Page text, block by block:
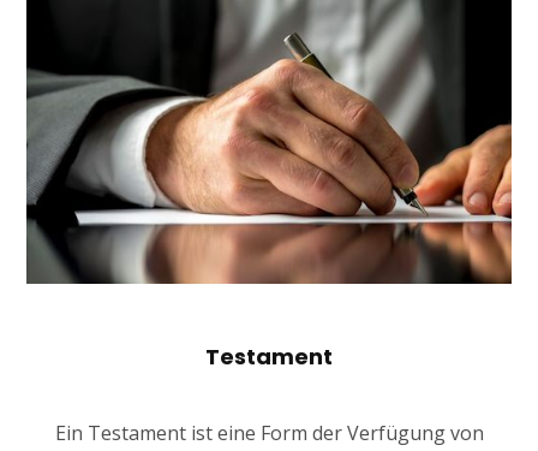
Testament
Ein Testament ist eine Form der Verfügung von